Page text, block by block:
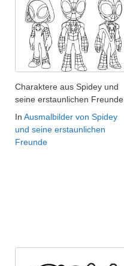
Charaktere aus Spidey und
seine erstaunlichen Freunde
In Ausmalbilder von Spidey
und seine erstaunlichen
Freunde